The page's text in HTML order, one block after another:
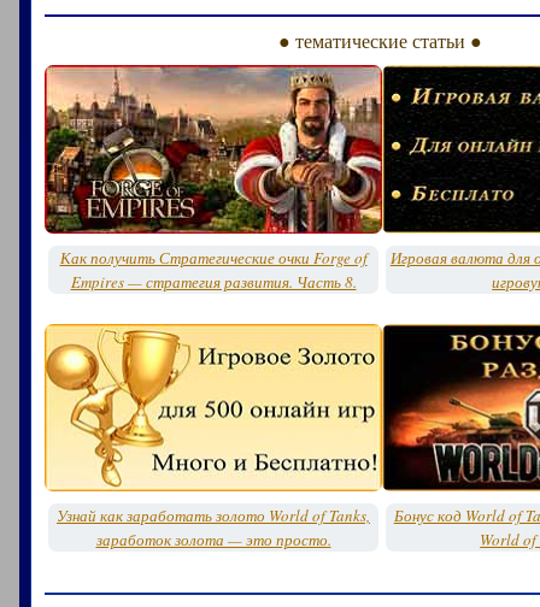
● тематические статьи ●
Как получить Стратегические очки Forge of
Empires — стратегия развития. Часть 8.
Игровая валюта для
Узнай как заработать золото World of Tanks,
заработок золота — это просто.
Бонус код World of
World of